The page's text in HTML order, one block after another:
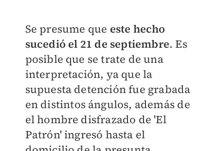
Se presume que este hecho
sucedió el 21 de septiembre. Es
posible que se trate de una
interpretación, ya que la
supuesta detención fue grabada
en distintos ángulos, además de
el hombre disfrazado de 'El
Patrón' ingresó hasta el